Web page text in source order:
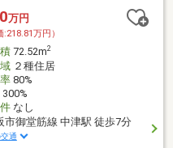
万円
:218.81万円）
72.52m2
２種住居
80%
300%
なし
市御堂筋線 中津駅 徒歩7分
通